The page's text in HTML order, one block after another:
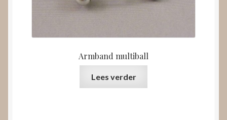
Armband multiball
Lees verder